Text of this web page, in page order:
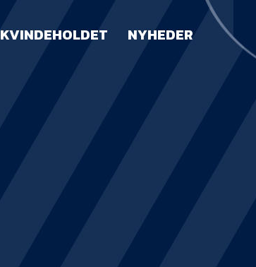
KVINDEHOLDET NYHEDER FORSIDE